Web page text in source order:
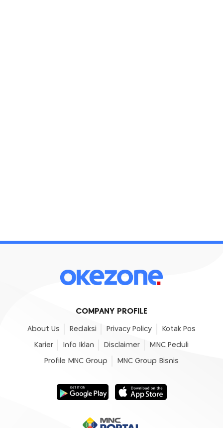
COMPANY PROFILE
About Us Redaksi Privacy Policy Kotak Pos
Karier Info Iklan Disclaimer MNC Peduli
Profile MNC Group MNC Group Bisnis